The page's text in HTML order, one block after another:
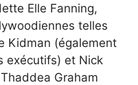
Elle Fanning,
telles
Kidman (également
exécutifs) et Nick
Graham